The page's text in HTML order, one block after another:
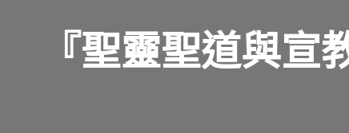
『聖靈聖道與